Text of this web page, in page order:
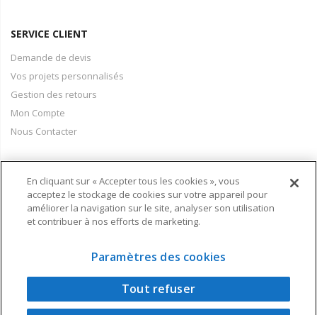
SERVICE CLIENT
Demande de devis
Vos projets personnalisés
Gestion des retours
Mon Compte
Nous Contacter
PAIEMENT & LIVRAISON
Conditions Générales de Vente
Informations livraison
Copyright © 2024 - Air Techniques - Une réalisation Visual Concept
En cliquant sur « Accepter tous les cookies », vous
acceptez le stockage de cookies sur votre appareil pour
améliorer la navigation sur le site, analyser son utilisation
et contribuer à nos efforts de marketing.
Paramètres des cookies
Tout refuser